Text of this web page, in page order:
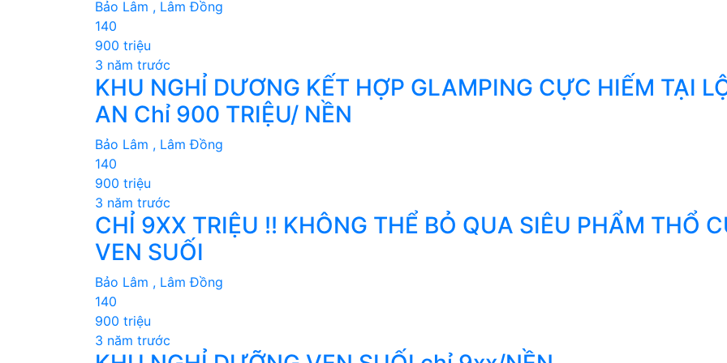
Bảo Lâm , Lâm Đồng
140
900 triệu
3 năm trước
KHU NGHỈ DƯƠNG KẾT HỢP GLAMPING CỰC HIẾM TẠI
AN Chỉ 900 TRIỆU/ NỀN
Bảo Lâm , Lâm Đồng
140
900 triệu
3 năm trước
CHỈ 9XX TRIỆU !! KHÔNG THỂ BỎ QUA SIÊU PHẨM THỔ
VEN SUỐI
Bảo Lâm , Lâm Đồng
140
900 triệu
3 năm trước